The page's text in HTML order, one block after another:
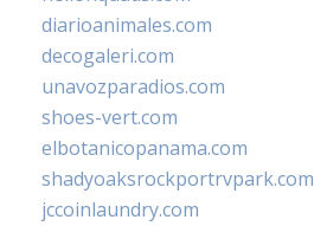
diarioanimales.com
decogaleri.com
unavozparadios.com
shoes-vert.com
elbotanicopanama.com
shadyoaksrockportrvpark.com
jccoinlaundry.com